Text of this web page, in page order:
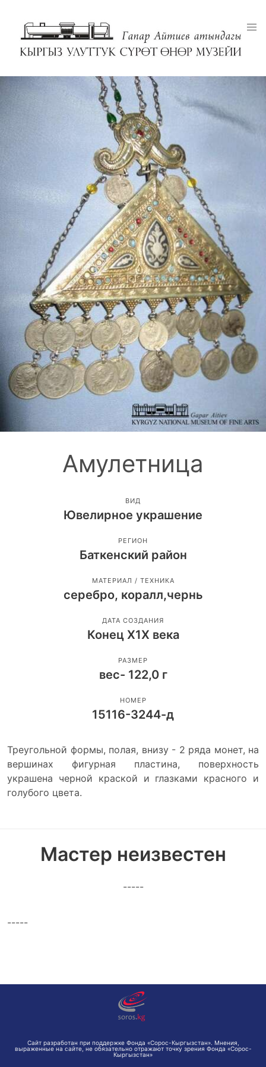
Амулетница
ВИД
Ювелирное украшение
РЕГИОН
Баткенский район
МАТЕРИАЛ / ТЕХНИКА
серебро, коралл,чернь
ДАТА СОЗДАНИЯ
Конец Х1Х века
РАЗМЕР
вес- 122,0 г
НОМЕР
15116-3244-д
Треугольной формы, полая, внизу - 2 ряда монет, на
вершинах фигурная пластина, поверхность
украшена черной краской и глазками красного и
голубого цвета.
Мастер неизвестен
-----
-----
Сайт разработан при поддержке Фонда «Сорос-Кыргызстан». Мнения,
выраженные на сайте, не обязательно отражают точку зрения Фонда «Сорос-
Кыргызстан»